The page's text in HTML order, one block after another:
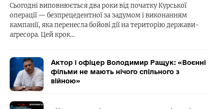
Сьогодні виповнюється два роки від початку Курської
операції — безпрецедентної за задумом і виконанням
кампанії, яка перенесла бойові дії на територію держави-
агресора. Цей крок…
Актор і офіцер Володимир Ращук: «Воєнні
фільми не мають нічого спільного з
війною»